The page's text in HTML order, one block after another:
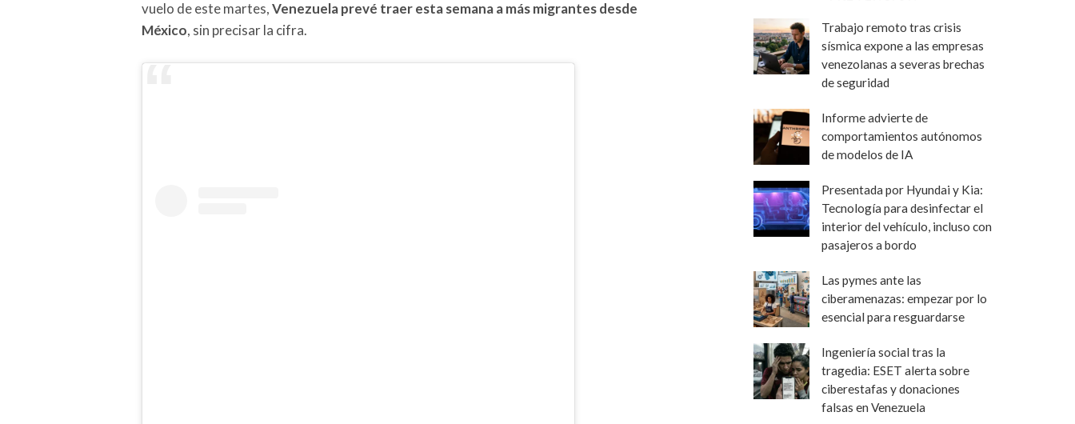
vuelo de este martes,Venezuela prevé traer esta semana a más migrantes desde
México, sin precisar la cifra.
Trabajo remoto tras crisis
sísmica expone a las empresas
venezolanas a severas brechas
de seguridad
Informe advierte de
comportamientos autónomos
de modelos de IA
Presentada por Hyundai y Kia:
Tecnología para desinfectar el
interior del vehículo, incluso con
pasajeros a bordo
Las pymes ante las
ciberamenazas: empezar por lo
esencial para resguardarse
Ingeniería social tras la
tragedia: ESET alerta sobre
ciberestafas y donaciones
falsas en Venezuela